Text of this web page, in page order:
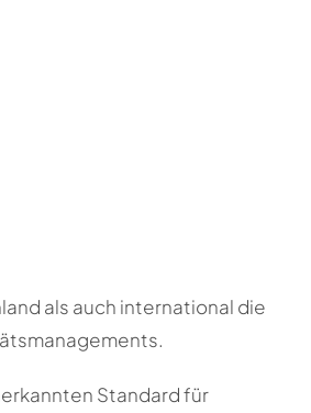
als auch international die
Standard für